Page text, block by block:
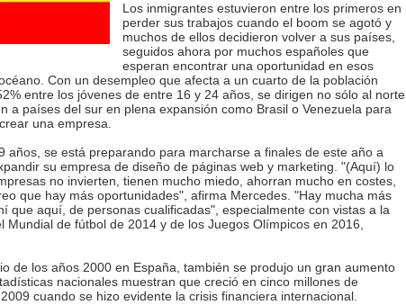
Los inmigrantes estuvieron entre los primeros en
perder sus trabajos cuando el boom se agotó y
muchos de ellos decidieron volver a sus países,
seguidos ahora por muchos españoles que
esperan encontrar una oportunidad en esos
Con un desempleo que afecta a un cuarto de la población
entre los jóvenes de entre 16 y 24 años, se dirigen no sólo al norte
a países del sur en plena expansión como Brasil o Venezuela para
una empresa.
años, se está preparando para marcharse a finales de este año a
su empresa de diseño de páginas web y marketing. "(Aquí) lo
no invierten, tienen mucho miedo, ahorran mucho en costes,
que hay más oportunidades", afirma Mercedes. "Hay mucha más
que aquí, de personas cualificadas", especialmente con vistas a la
Mundial de fútbol de 2014 y de los Juegos Olímpicos en 2016,
de los años 2000 en España, también se produjo un gran aumento
nacionales muestran que creció en cinco millones de
cuando se hizo evidente la crisis financiera internacional.